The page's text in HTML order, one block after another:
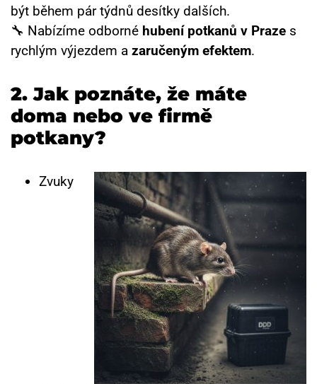
být během pár týdnů desítky dalších.
🔧 Nabízíme odborné hubení potkanů v Praze s
rychlým výjezdem a zaručeným efektem.
2. Jak poznáte, že máte
doma nebo ve firmě
potkany?
Zvuky